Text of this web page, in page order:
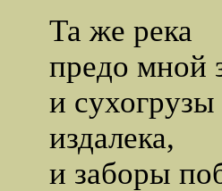
Та же река
предо мной
и сухогрузы
издалека,
и заборы